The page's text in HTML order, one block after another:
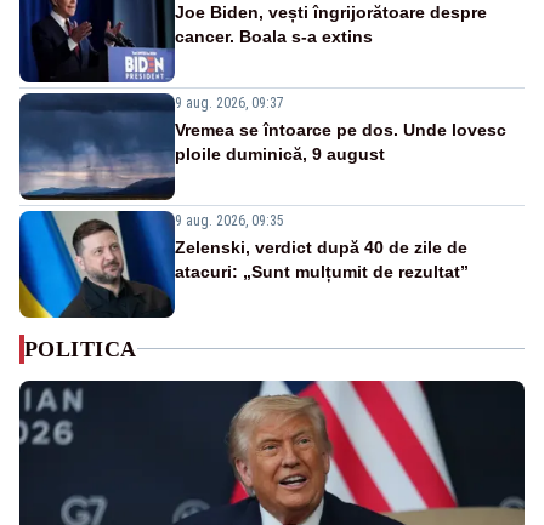
Joe Biden, vești îngrijorătoare despre
cancer. Boala s-a extins
9 aug. 2026, 09:37
Vremea se întoarce pe dos. Unde lovesc
ploile duminică, 9 august
9 aug. 2026, 09:35
Zelenski, verdict după 40 de zile de
atacuri: „Sunt mulțumit de rezultat”
POLITICA